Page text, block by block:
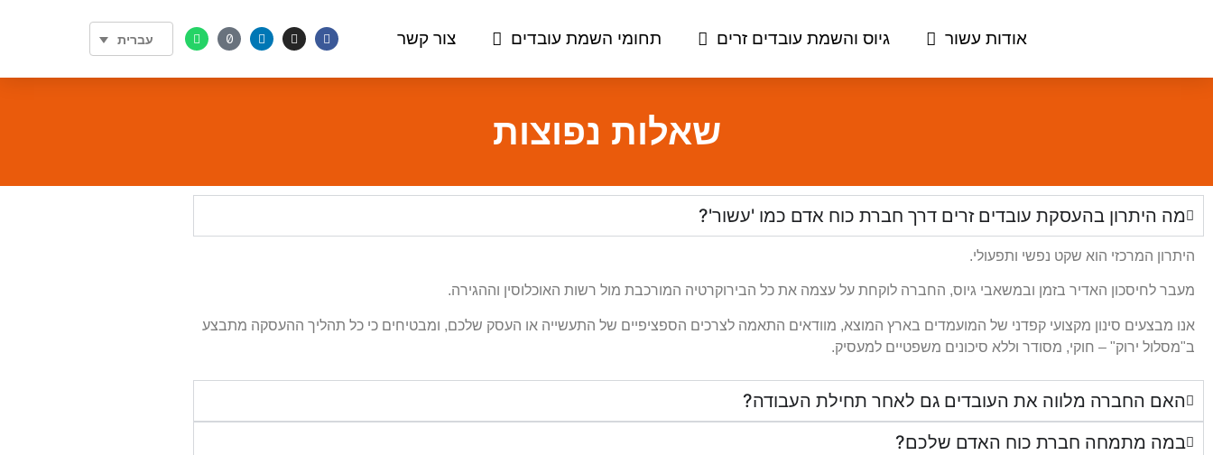
אודות עשור גיוס והשמת עובדים זרים תחומי השמת עובדים צור קשר עברית
שאלות נפוצות
מה היתרון בהעסקת עובדים זרים דרך חברת כוח אדם כמו 'עשור'?
היתרון המרכזי הוא שקט נפשי ותפעולי.
מעבר לחיסכון האדיר בזמן ובמשאבי גיוס, החברה לוקחת על עצמה את כל הבירוקרטיה המורכבת מול רשות האוכלוסין וההגירה.
אנו מבצעים סינון מקצועי קפדני של המועמדים בארץ המוצא, מוודאים התאמה לצרכים הספציפיים של התעשייה או העסק שלכם, ומבטיחים כי כל תהליך ההעסקה מתבצע
ב"מסלול ירוק" – חוקי, מסודר וללא סיכונים משפטיים למעסיק.
האם החברה מלווה את העובדים גם לאחר תחילת העבודה?
במה מתמחה חברת כוח האדם שלכם?